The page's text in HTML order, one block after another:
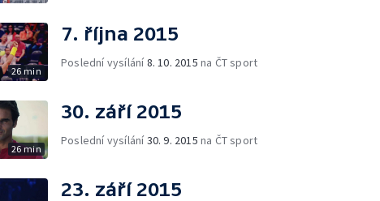
26 min
7. října 2015
Poslední vysílání8. 10. 2015 na ČT sport
26 min
30. září 2015
Poslední vysílání30. 9. 2015 na ČT sport
23. září 2015